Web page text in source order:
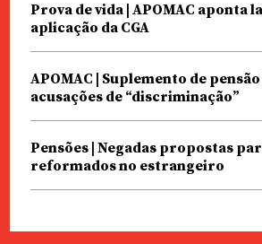
Prova de vida | APOMAC aponta
aplicação da CGA
APOMAC | Suplemento de pensão
acusações de “discriminação”
Pensões | Negadas propostas
reformados no estrangeiro